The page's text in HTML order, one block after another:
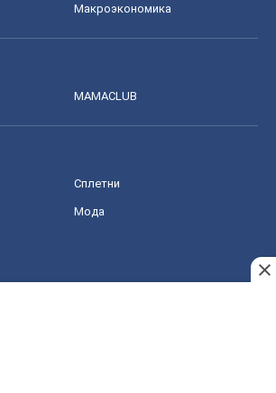
Mакроэкономика
MAMACLUB
Сплетни
Мода